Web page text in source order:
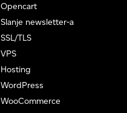
Opencart
Slanje newsletter-a
SSL/TLS
VPS
Hosting
WordPress
WooCommerce